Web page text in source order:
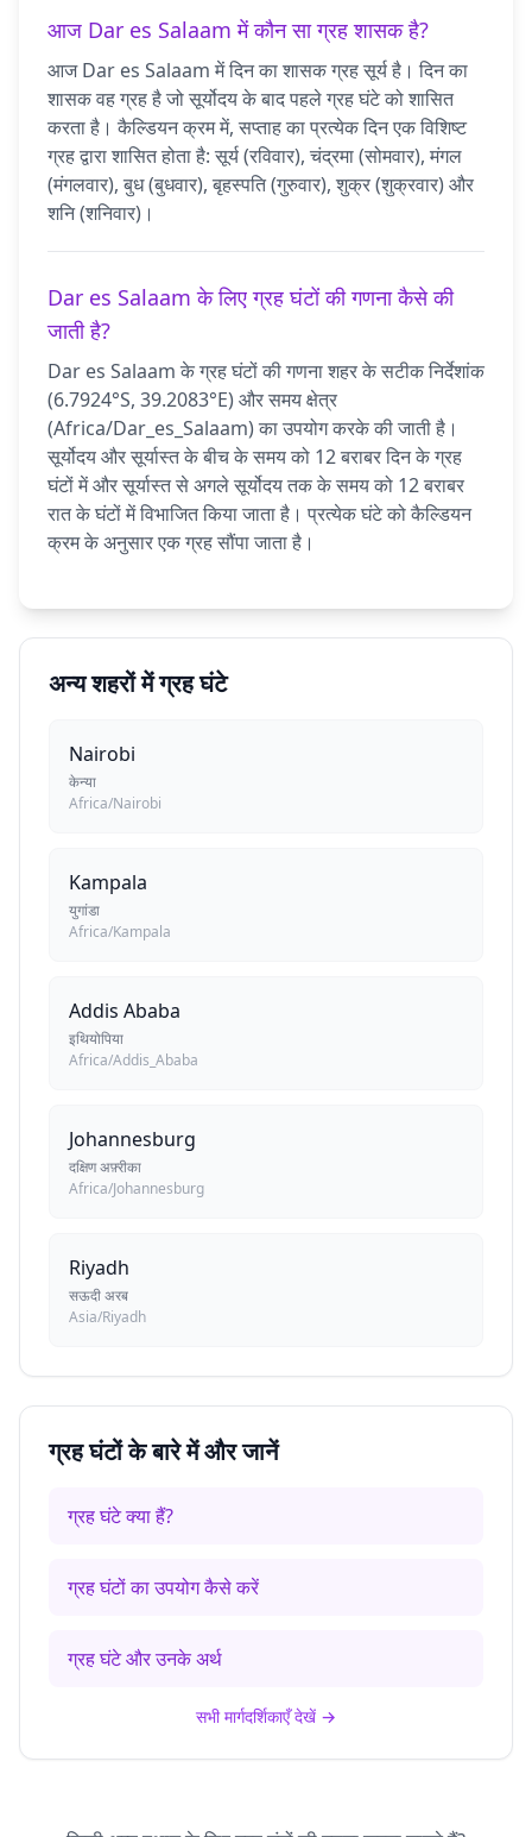
आज Dar es Salaam में कौन सा ग्रह शासक है?
आज Dar es Salaam में दिन का शासक ग्रह सूर्य है। दिन का
शासक वह ग्रह है जो सूर्योदय के बाद पहले ग्रह घंटे को शासित
करता है। कैल्डियन क्रम में, सप्ताह का प्रत्येक दिन एक विशिष्ट
ग्रह द्वारा शासित होता है: सूर्य (रविवार), चंद्रमा (सोमवार), मंगल
(मंगलवार), बुध (बुधवार), बृहस्पति (गुरुवार), शुक्र (शुक्रवार) और
शनि (शनिवार)।
Dar es Salaam के लिए ग्रह घंटों की गणना कैसे की
जाती है?
Dar es Salaam के ग्रह घंटों की गणना शहर के सटीक निर्देशांक
(6.7924°S, 39.2083°E) और समय क्षेत्र
(Africa/Dar_es_Salaam) का उपयोग करके की जाती है।
सूर्योदय और सूर्यास्त के बीच के समय को 12 बराबर दिन के ग्रह
घंटों में और सूर्यास्त से अगले सूर्योदय तक के समय को 12 बराबर
रात के घंटों में विभाजित किया जाता है। प्रत्येक घंटे को कैल्डियन
क्रम के अनुसार एक ग्रह सौंपा जाता है।
अन्य शहरों में ग्रह घंटे
Nairobi
केन्या
Africa/Nairobi
Kampala
युगांडा
Africa/Kampala
Addis Ababa
इथियोपिया
Africa/Addis_Ababa
Johannesburg
दक्षिण अफ़्रीका
Africa/Johannesburg
Riyadh
सऊदी अरब
Asia/Riyadh
ग्रह घंटों के बारे में और जानें
ग्रह घंटे क्या हैं?
ग्रह घंटों का उपयोग कैसे करें
ग्रह घंटे और उनके अर्थ
सभी मार्गदर्शिकाएँ देखें →